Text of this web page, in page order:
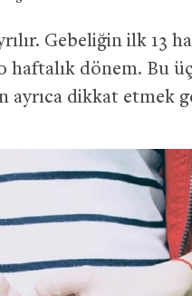
Gebeliğin ilk 13
haftalık dönem. Bu
ayrıca dikkat etmek